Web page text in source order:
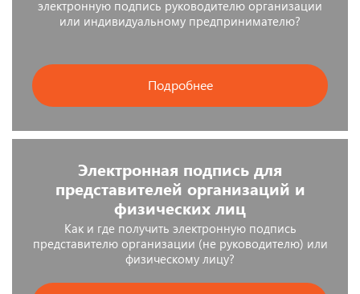
электронную подпись руководителю организации
или индивидуальному предпринимателю?
Подробнее
Электронная подпись для
представителей организаций и
физических лиц
Как и где получить электронную подпись
представителю организации (не руководителю) или
физическому лицу?